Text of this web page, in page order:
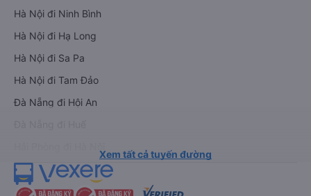
Hà Nội đi Ninh Bình
Hà Nội đi Hạ Long
Hà Nội đi Sa Pa
Hà Nội đi Tam Đảo
Đà Nẵng đi Hội An
Xem tất cả tuyến đường